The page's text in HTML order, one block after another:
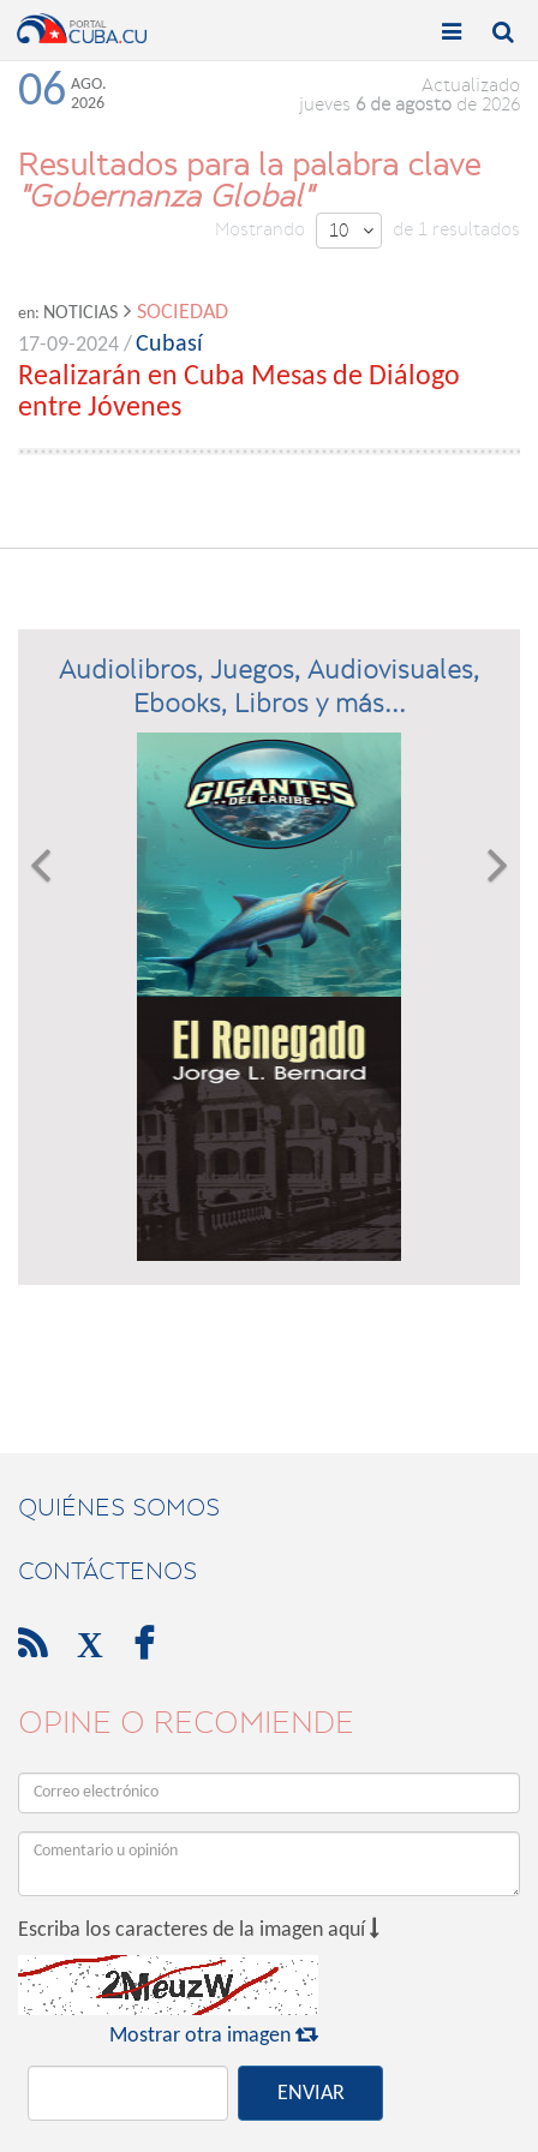
Toggle

Toggle

06 AGO.
2026
Actualizado
jueves 6 de agosto de 2026
Resultados para la palabra clave
"Gobernanza Global"
Mostrando 10  de 1 resultados
en: NOTICIAS
SOCIEDAD
17-09-2024 /Cubasí
Realizarán en Cuba Mesas de Diálogo
entre Jóvenes
Audiolibros, Juegos, Audiovisuales,
Ebooks, Libros y más...
Previous 
QUIÉNES SOMOS
CONTÁCTENOS
 X 
OPINE O RECOMIENDE
Escriba los caracteres de la imagen aquí 
Mostrar otra imagen 
ENVIAR